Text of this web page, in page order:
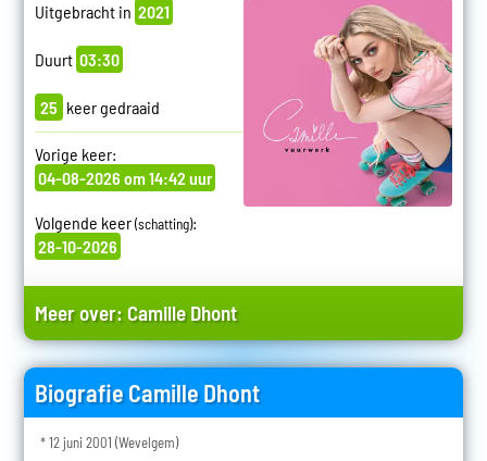
Uitgebracht in 2021
Duurt 03:30
25 keer gedraaid
Vorige keer:
04-08-2026 om 14:42 uur
Volgende keer(schatting):
28-10-2026
Meer over: Camille Dhont
Biografie Camille Dhont
* 12 juni 2001 (Wevelgem)